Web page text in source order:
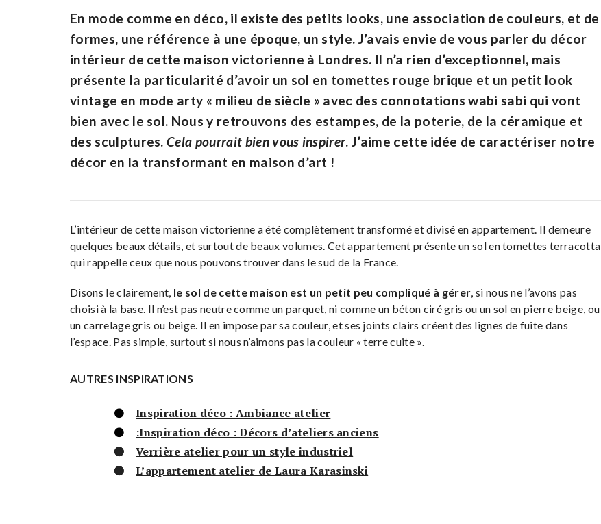
En mode comme en déco, il existe des petits looks, une association de couleurs, et de
formes, une référence à une époque, un style. J’avais envie de vous parler du décor
intérieur de cette maison victorienne à Londres. Il n’a rien d’exceptionnel, mais
présente la particularité d’avoir un sol en tomettes rouge brique et un petit look
vintage en mode arty « milieu de siècle » avec des connotations wabi sabi qui vont
bien avec le sol. Nous y retrouvons des estampes, de la poterie, de la céramique et
des sculptures.Cela pourrait bien vous inspirer. J’aime cette idée de caractériser notre
décor en la transformant en maison d’art !
L’intérieur de cette maison victorienne a été complètement transformé et divisé en appartement. Il demeure
quelques beaux détails, et surtout de beaux volumes. Cet appartement présente un sol en tomettes terracotta
qui rappelle ceux que nous pouvons trouver dans le sud de la France.
Disons le clairement, le sol de cette maison est un petit peu compliqué à gérer, si nous ne l’avons pas
choisi à la base. Il n’est pas neutre comme un parquet, ni comme un béton ciré gris ou un sol en pierre beige, ou
un carrelage gris ou beige. Il en impose par sa couleur, et ses joints clairs créent des lignes de fuite dans
l’espace. Pas simple, surtout si nous n’aimons pas la couleur « terre cuite ».
AUTRES INSPIRATIONS
Inspiration déco : Ambiance atelier
:Inspiration déco : Décors d’ateliers anciens
Verrière atelier pour un style industriel
L’appartement atelier de Laura Karasinski